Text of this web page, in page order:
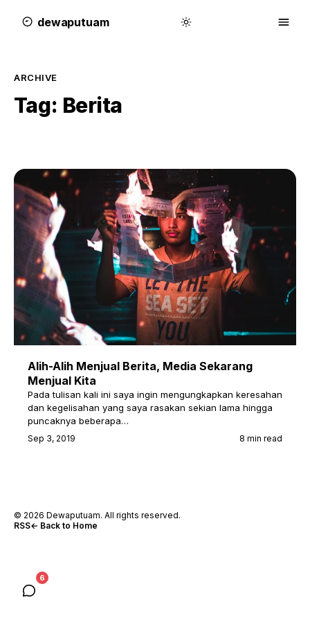
dewaputuam
ARCHIVE
Tag: Berita
Alih-Alih Menjual Berita, Media Sekarang
Menjual Kita
Pada tulisan kali ini saya ingin mengungkapkan keresahan
dan kegelisahan yang saya rasakan sekian lama hingga
puncaknya beberapa…
Sep 3, 2019 8 min read
© 2026 Dewaputuam. All rights reserved.
RSS← Back to Home
6